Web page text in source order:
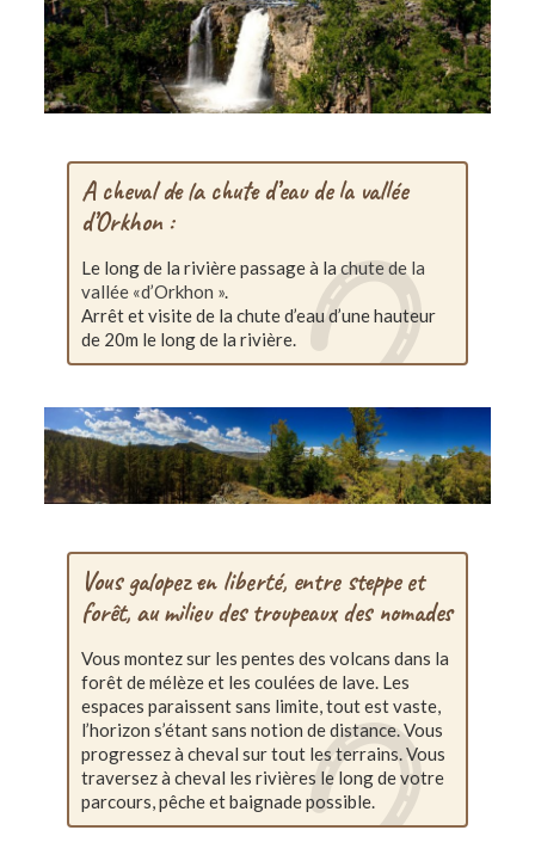
A cheval de la chute d’eau de la vallée
d’Orkhon :
Le long de la rivière passage à la chute de la
vallée «d’Orkhon ».
Arrêt et visite de la chute d’eau d’une hauteur
de 20m le long de la rivière.
Vous galopez en liberté, entre steppe et
forêt, aumilieu des troupeaux des nomades
Vous montez sur les pentes des volcans dans la
forêt de mélèze et les coulées de lave. Les
espaces paraissent sans limite, tout est vaste,
l’horizon s’étant sans notion de distance. Vous
progressez à cheval sur tout les terrains. Vous
traversez à cheval les rivières le long de votre
parcours, pêche et baignade possible.